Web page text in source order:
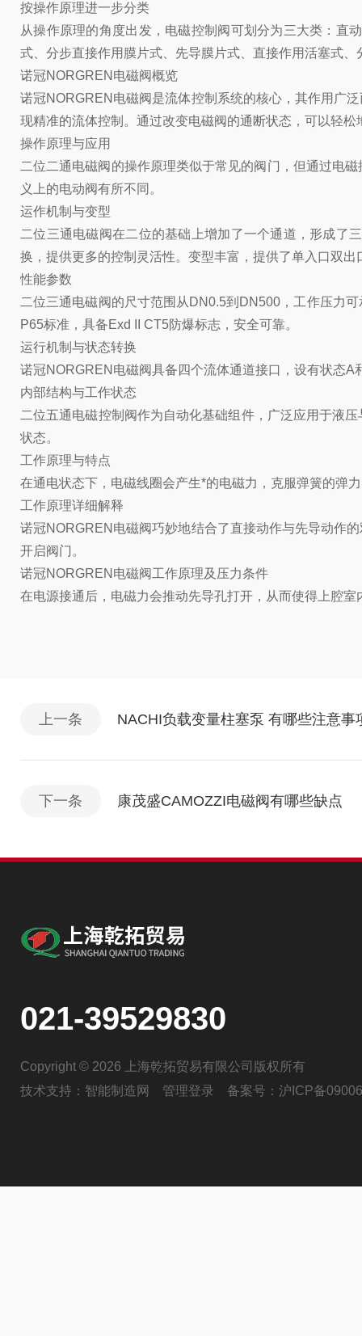
按操作原理进一步分类
从操作原理的角度出发，电磁控制阀可划分为三大类：直
式、分步直接作用膜片式、先导膜片式、直接作用活塞式
诺冠NORGREN电磁阀概览
诺冠NORGREN电磁阀是流体控制系统的核心，其作用广
现精准的流体控制。通过改变电磁阀的通断状态，可以轻
操作原理与应用
二位二通电磁阀的操作原理类似于常见的阀门，但通过电
义上的电动阀有所不同。
运作机制与变型
二位三通电磁阀在二位的基础上增加了一个通道，形成了
换，提供更多的控制灵活性。变型丰富，提供了单入口双
性能参数
二位三通电磁阀的尺寸范围从DN0.5到DN500，工作压力
P65标准，具备Exd II CT5防爆标志，安全可靠。
运行机制与状态转换
诺冠NORGREN电磁阀具备四个流体通道接口，设有状态
内部结构与工作状态
二位五通电磁控制阀作为自动化基础组件，广泛应用于液
状态。
工作原理与特点
在通电状态下，电磁线圈会产生*的电磁力，克服弹簧的弹
工作原理详细解释
诺冠NORGREN电磁阀巧妙地结合了直接动作与先导动作
开启阀门。
诺冠NORGREN电磁阀工作原理及压力条件
在电源接通后，电磁力会推动先导孔打开，从而使得上腔
上一条 NACHI负载变量柱塞泵 有哪些注意事
下一条 康茂盛CAMOZZI电磁阀有哪些缺点
021-39529830
Copyright © 2026 上海乾拓贸易有限公司版权所有
技术支持： 智能制造网 管理登录 备案号： 沪ICP备